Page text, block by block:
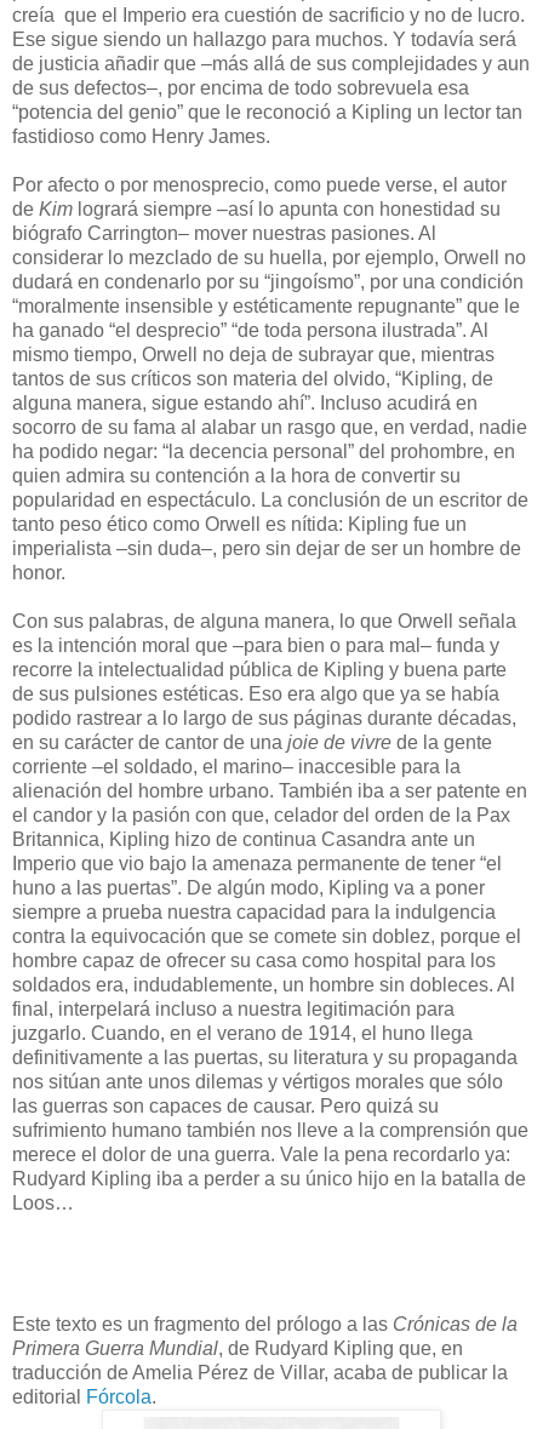
creía que el Imperio era cuestión de sacrificio y no de lucro.
Ese sigue siendo un hallazgo para muchos. Y todavía será
de justicia añadir que –más allá de sus complejidades y aun
de sus defectos–, por encima de todo sobrevuela esa
“potencia del genio” que le reconoció a Kipling un lector tan
fastidioso como Henry James.
Por afecto o por menosprecio, como puede verse, el autor
de Kim logrará siempre –así lo apunta con honestidad su
biógrafo Carrington– mover nuestras pasiones. Al
considerar lo mezclado de su huella, por ejemplo, Orwell no
dudará en condenarlo por su “jingoísmo”, por una condición
“moralmente insensible y estéticamente repugnante” que le
ha ganado “el desprecio” “de toda persona ilustrada”. Al
mismo tiempo, Orwell no deja de subrayar que, mientras
tantos de sus críticos son materia del olvido, “Kipling, de
alguna manera, sigue estando ahí”. Incluso acudirá en
socorro de su fama al alabar un rasgo que, en verdad, nadie
ha podido negar: “la decencia personal” del prohombre, en
quien admira su contención a la hora de convertir su
popularidad en espectáculo. La conclusión de un escritor de
tanto peso ético como Orwell es nítida: Kipling fue un
imperialista –sin duda–, pero sin dejar de ser un hombre de
honor.
Con sus palabras, de alguna manera, lo que Orwell señala
es la intención moral que –para bien o para mal– funda y
recorre la intelectualidad pública de Kipling y buena parte
de sus pulsiones estéticas. Eso era algo que ya se había
podido rastrear a lo largo de sus páginas durante décadas,
en su carácter de cantor de una joie de vivre de la gente
corriente –el soldado, el marino– inaccesible para la
alienación del hombre urbano. También iba a ser patente en
el candor y la pasión con que, celador del orden de la Pax
Britannica, Kipling hizo de continua Casandra ante un
Imperio que vio bajo la amenaza permanente de tener “el
huno a las puertas”. De algún modo, Kipling va a poner
siempre a prueba nuestra capacidad para la indulgencia
contra la equivocación que se comete sin doblez, porque el
hombre capaz de ofrecer su casa como hospital para los
soldados era, indudablemente, un hombre sin dobleces. Al
final, interpelará incluso a nuestra legitimación para
juzgarlo. Cuando, en el verano de 1914, el huno llega
definitivamente a las puertas, su literatura y su propaganda
nos sitúan ante unos dilemas y vértigos morales que sólo
las guerras son capaces de causar. Pero quizá su
sufrimiento humano también nos lleve a la comprensión que
merece el dolor de una guerra. Vale la pena recordarlo ya:
Rudyard Kipling iba a perder a su único hijo en la batalla de
Loos…
Este texto es un fragmento del prólogo a las Crónicas de la
Primera Guerra Mundial, de Rudyard Kipling que, en
traducción de Amelia Pérez de Villar, acaba de publicar la
editorial
Fórcola.